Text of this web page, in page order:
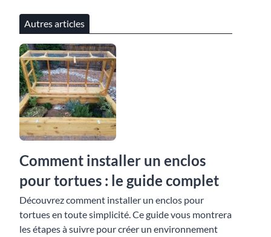
Autres articles
Comment installer un enclos
pour tortues : le guide complet
Découvrez comment installer un enclos pour
tortues en toute simplicité. Ce guide vous montrera
les étapes à suivre pour créer un environnement